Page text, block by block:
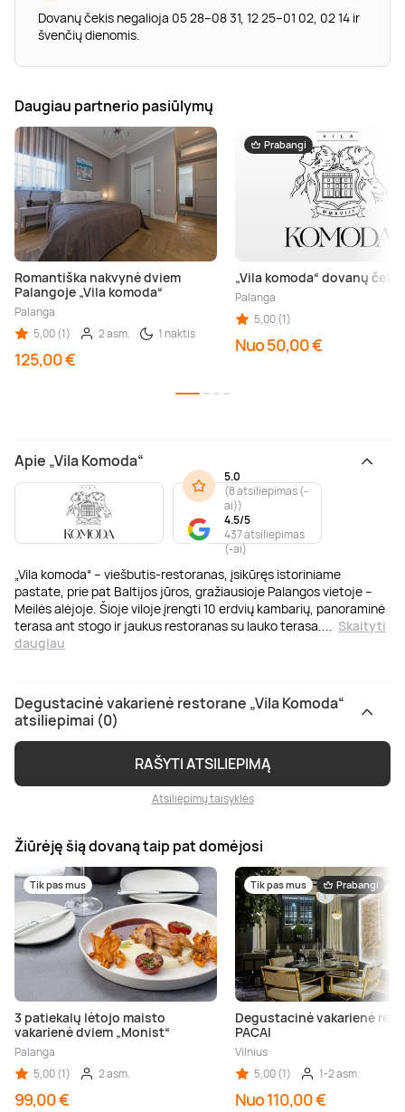
Dovanų čekis negalioja 05 28–08 31, 12 25–01 02, 02 14 ir
švenčių dienomis.
Daugiau partnerio pasiūlymų
Romantiška nakvynė dviem
Palangoje „Vila komoda“
Palanga
5,00 (1)
2 asm. 1 naktis
125,00 €
Prabangi
„Vila komoda“ dovanų čekis
Palanga
5,00 (1)
Nuo 50,00 €
Apie „Vila Komoda“
„Vila komoda“ – viešbutis-restoranas, įsikūręs istoriniame
pastate, prie pat Baltijos jūros, gražiausioje Palangos vietoje –
Meilės alėjoje. Šioje viloje įrengti 10 erdvių kambarių, panoraminė
terasa ant stogo ir jaukus restoranas su lauko terasa.
Skaityti
daugiau
5.0
(8 atsiliepimas (-
ai))
4.5/5
437 atsiliepimas
(-ai)
Degustacinė vakarienė restorane „Vila Komoda“
atsiliepimai (0)
RAŠYTI ATSILIEPIMĄ
Atsiliepimų taisyklės
Žiūrėję šią dovaną taip pat domėjosi
Tik pas mus
3 patiekalų lėtojo maisto
vakarienė dviem „Monist“
Palanga
5,00 (1)
2 asm.
99,00 €
Tik pas mus Prabangi
Degustacinė vakarienė
PACAI
Vilnius
5,00 (1)
1-2 asm.
Nuo 110,00 €